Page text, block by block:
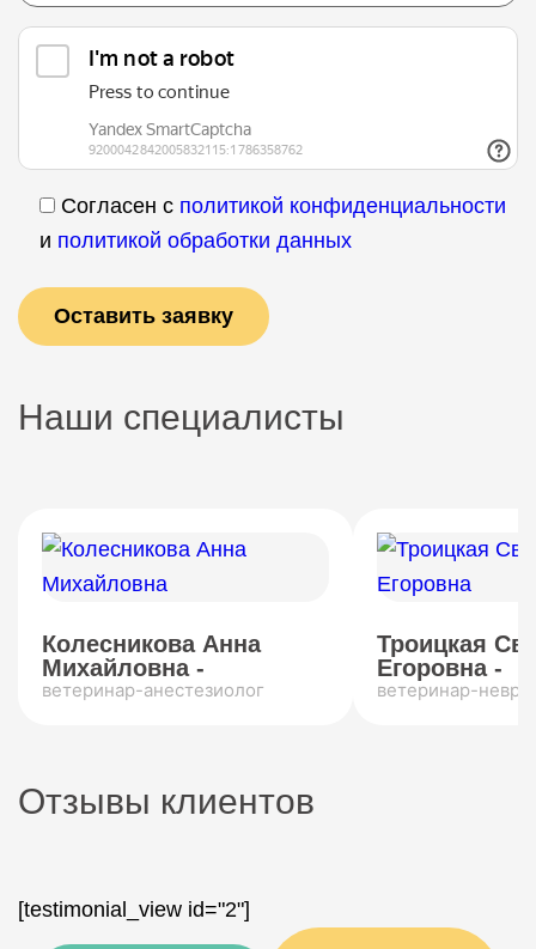
Согласен с политикой конфиденциальности
и политикой обработки данных
Наши специалисты
Колесникова Анна
Михайловна -
ветеринар-анестезиолог
Троицкая
Егоровна -
ветеринар-
Отзывы клиентов
[testimonial_view id="2"]